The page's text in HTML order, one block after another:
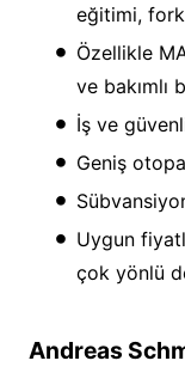
eğitimi,
Özellikle
ve bakımlı
İş ve
Geniş
Uygun
çok yönlü
Andreas